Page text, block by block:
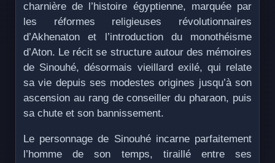
charnière de l’histoire égyptienne, marquée par
les réformes religieuses révolutionnaires
d’Akhenaton et l’introduction du monothéisme
d’Aton. Le récit se structure autour des mémoires
de Sinouhé, désormais vieillard exilé, qui relate
sa vie depuis ses modestes origines jusqu’à son
ascension au rang de conseiller du pharaon, puis
sa chute et son bannissement.
Le personnage de Sinouhé incarne parfaitement
l’homme de son temps, tiraillé entre ses